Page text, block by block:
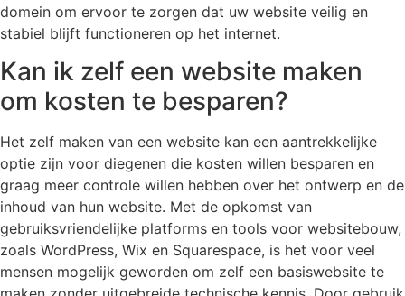
domein om ervoor te zorgen dat uw website veilig en
stabiel blijft functioneren op het internet.
Kan ik zelf een website maken
om kosten te besparen?
Het zelf maken van een website kan een aantrekkelijke
optie zijn voor diegenen die kosten willen besparen en
graag meer controle willen hebben over het ontwerp en de
inhoud van hun website. Met de opkomst van
gebruiksvriendelijke platforms en tools voor websitebouw,
zoals WordPress, Wix en Squarespace, is het voor veel
mensen mogelijk geworden om zelf een basiswebsite te